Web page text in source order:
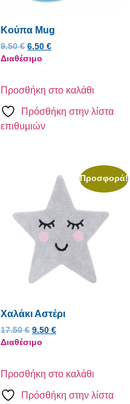
Κούπα Mug
9.50€ 6.50 €
Διαθέσιμο
Προσθήκη στο καλάθι
Πρόσθήκη στην λίστα
επιθυμιών
Προσφορά!
Χαλάκι Αστέρι
17.50€ 9.50 €
Διαθέσιμο
Προσθήκη στο καλάθι
Πρόσθήκη στην λίστα